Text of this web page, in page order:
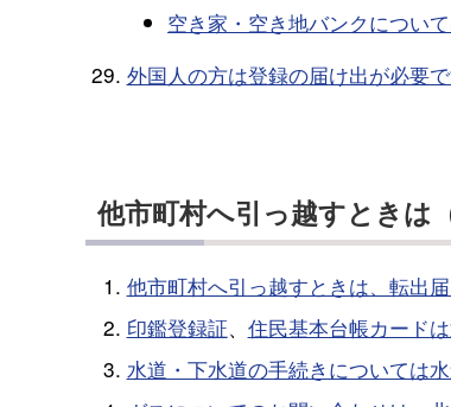
空き家・空き地バンクについ
外国人の方は登録の届け出が必要で
他市町村へ引っ越すときは
他市町村へ引っ越すときは、転出届
印鑑登録証、 住民基本台帳カード
水道・下水道の手続きについては